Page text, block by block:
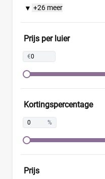
Bebino
Bonbébé
Bumblies
Confy
Europrofit
GhaZoo
▼ +26 meer
Prijs per luier
€
Kortingspercentage
%
Prijs